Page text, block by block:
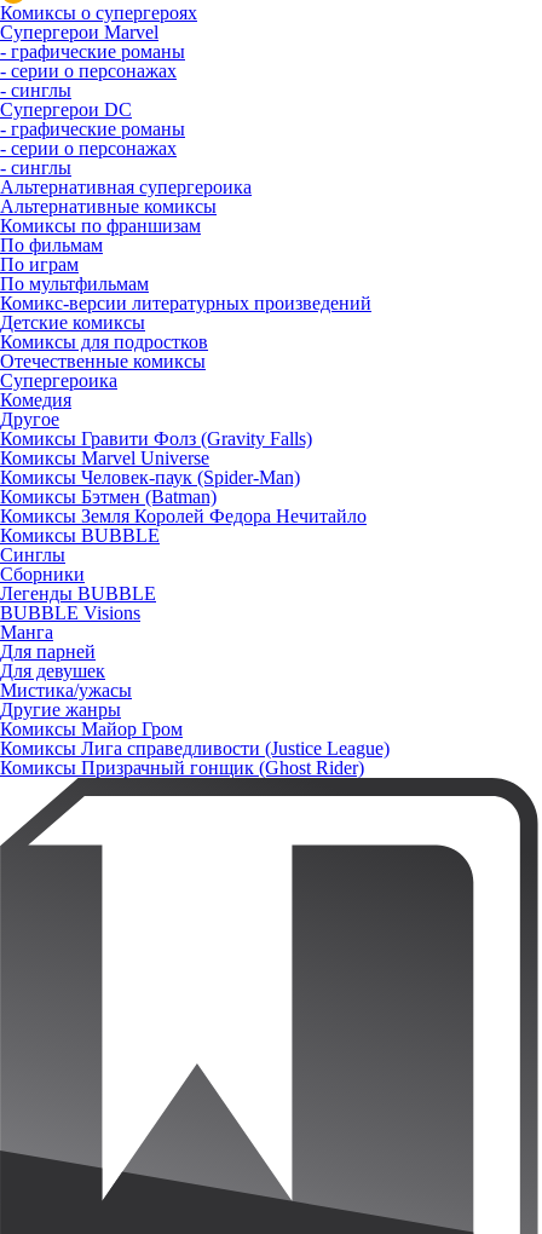
Комиксы о супергероях
Супергерои Marvel
- графические романы
- серии о персонажах
- синглы
Супергерои DC
- графические романы
- серии о персонажах
- синглы
Альтернативная супергероика
Альтернативные комиксы
Комиксы по франшизам
По фильмам
По играм
По мультфильмам
Комикс-версии литературных произведений
Детские комиксы
Комиксы для подростков
Отечественные комиксы
Супергероика
Комедия
Другое
Комиксы Гравити Фолз (Gravity Falls)
Комиксы Marvel Universe
Комиксы Человек-паук (Spider-Man)
Комиксы Бэтмен (Batman)
Комиксы Земля Королей Федора Нечитайло
Комиксы BUBBLE
Синглы
Сборники
Легенды BUBBLE
BUBBLE Visions
Манга
Для парней
Для девушек
Мистика/ужасы
Другие жанры
Комиксы Майор Гром
Комиксы Лига справедливости (Justice League)
Комиксы Призрачный гонщик (Ghost Rider)